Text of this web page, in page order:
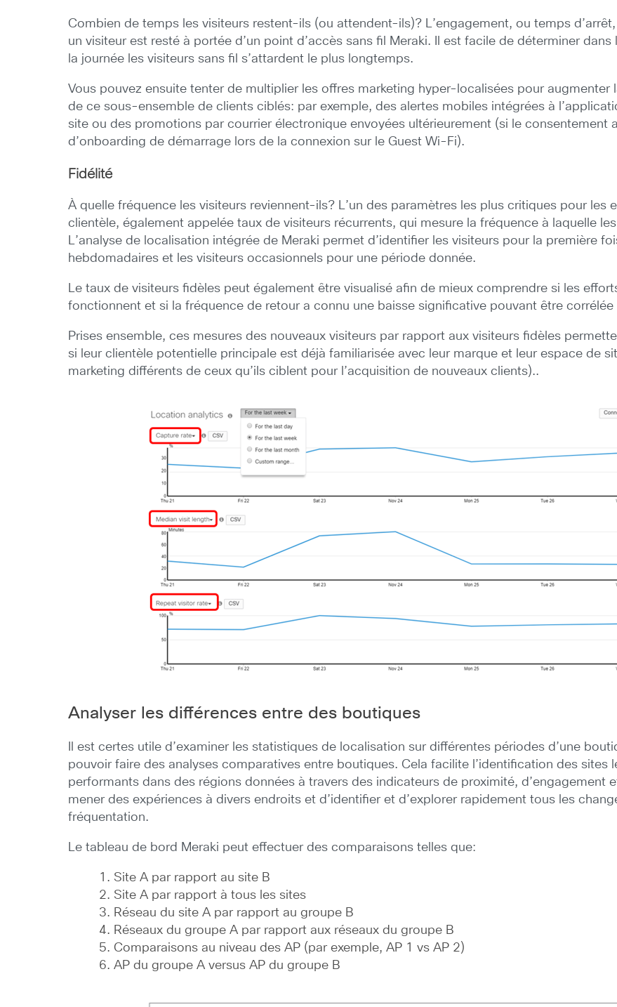
Combien de temps les visiteurs restent-ils (ou attendent-ils)? L’engagement, ou temps
un visiteur est resté à portée d’un point d’accès sans fil Meraki. Il est facile de déterminer
la journée les visiteurs sans fil s’attardent le plus longtemps.
Vous pouvez ensuite tenter de multiplier les offres marketing hyper-localisées pour
de ce sous-ensemble de clients ciblés: par exemple, des alertes mobiles intégrées à
site ou des promotions par courrier électronique envoyées ultérieurement (si le consentement
d’onboarding de démarrage lors de la connexion sur le Guest Wi-Fi).
Fidélité
À quelle fréquence les visiteurs reviennent-ils? L’un des paramètres les plus critiques pour les
clientèle, également appelée taux de visiteurs récurrents, qui mesure la fréquence à laquelle
L’analyse de localisation intégrée de Meraki permet d’identifier les visiteurs pour la première
hebdomadaires et les visiteurs occasionnels pour une période donnée.
Le taux de visiteurs fidèles peut également être visualisé afin de mieux comprendre si les
fonctionnent et si la fréquence de retour a connu une baisse significative pouvant être
Prises ensemble, ces mesures des nouveaux visiteurs par rapport aux visiteurs fidèles
si leur clientèle potentielle principale est déjà familiarisée avec leur marque et leur espace de
marketing différents de ceux qu’ils ciblent pour l’acquisition de nouveaux clients)..
Analyser les différences entre des boutiques
Il est certes utile d’examiner les statistiques de localisation sur différentes périodes d’une
pouvoir faire des analyses comparatives entre boutiques. Cela facilite l’identification des sites
performants dans des régions données à travers des indicateurs de proximité, d’engagement
mener des expériences à divers endroits et d’identifier et d’explorer rapidement tous les
fréquentation.
Le tableau de bord Meraki peut effectuer des comparaisons telles que:
Site A par rapport au site B
Site A par rapport à tous les sites
Réseau du site A par rapport au groupe B
Réseaux du groupe A par rapport aux réseaux du groupe B
Comparaisons au niveau des AP (par exemple, AP 1 vs AP 2)
AP du groupe A versus AP du groupe B